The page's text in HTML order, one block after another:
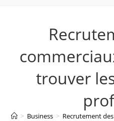
trouver
> Business > Recrutement